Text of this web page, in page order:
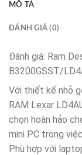
MÔ TẢ
ĐÁNH GIÁ (0)
Đánh giá: Ram
B3200GSST/
Với thiết kế nhỏ
RAM Lexar
chọn hoàn hảo
mini PC trong
Phù hợp với